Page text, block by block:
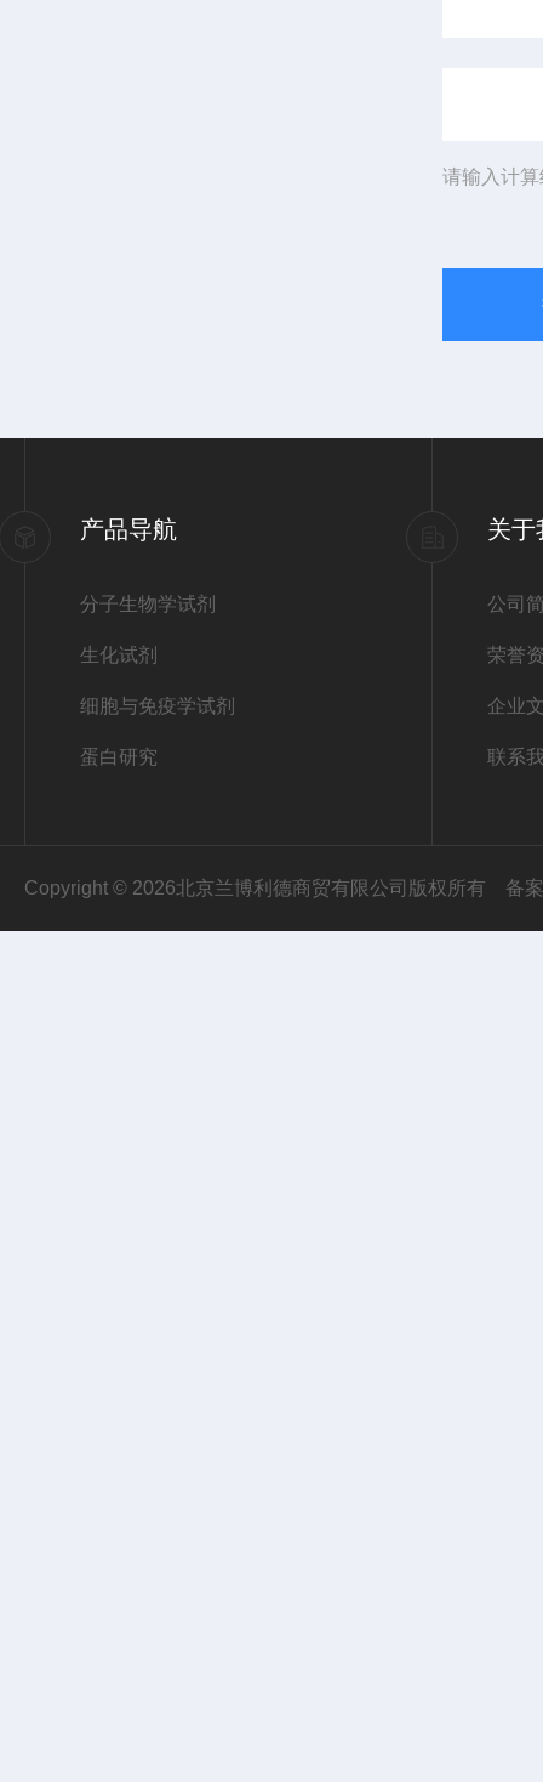
请输入计
产品导航
分子生物学试剂
生化试剂
细胞与免疫学试剂
蛋白研究
关于
公司
荣誉
企业
联系
Copyright © 2026北京兰博利德商贸有限公司版权所有 备